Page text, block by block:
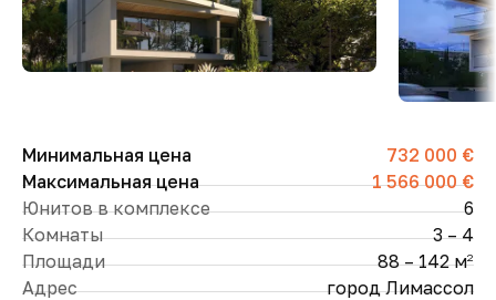
Минимальная цена
732 000 €
Максимальная цена
1 566 000 €
Юнитов в комплексе
6
Комнаты
3 – 4
Площади
88 – 142 м2
Адрес город Лимассол